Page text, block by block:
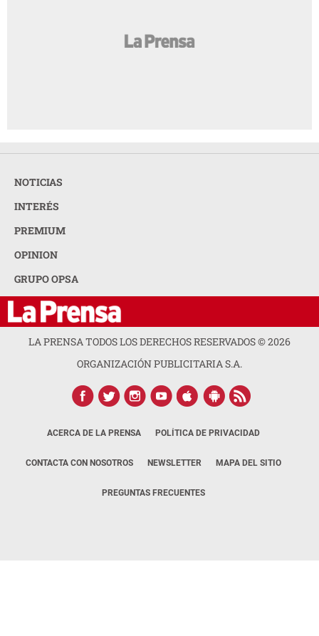
NOTICIAS
INTERÉS
PREMIUM
OPINION
GRUPO OPSA
LA PRENSA TODOS LOS DERECHOS RESERVADOS ©2026
ORGANIZACIÓN PUBLICITARIA S.A.
ACERCA DE LA PRENSA POLÍTICA DE PRIVACIDAD
CONTACTA CON NOSOTROS NEWSLETTER MAPA DEL SITIO
PREGUNTAS FRECUENTES